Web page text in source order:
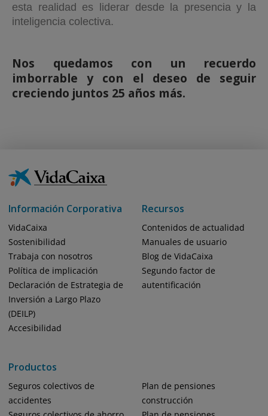
esta realidad es liderar desde la presencia y la
inteligencia colectiva.
Nos quedamos con un recuerdo
imborrable y con el deseo de seguir
creciendo juntos 25 años más.
Información Corporativa
VidaCaixa
Sostenibilidad
Trabaja con nosotros
Política de implicación
Declaración de Estrategia de
Inversión a Largo Plazo
(DEILP)
Accesibilidad
Productos
Seguros colectivos de
accidentes
Plan de pensiones
construcción
Recursos
Contenidos de actualidad
Manuales de usuario
Blog de VidaCaixa
Segundo factor de
autentificación